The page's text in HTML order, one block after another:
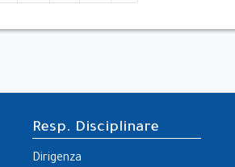
Resp. Disciplinare
Dirigenza